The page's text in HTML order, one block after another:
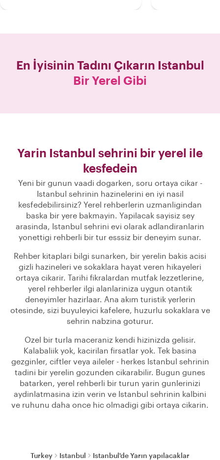
En İyisinin Tadını Çıkarın Istanbul
Bir Yerel Gibi
Yarin Istanbul sehrini bir yerel ile
kesfedein
Yeni bir gunun vaadi dogarken, soru ortaya cikar -
Istanbul sehrinin hazinelerini en iyi nasil
kesfedebilirsiniz? Yerel rehberlerin uzmanligindan
baska bir yere bakmayin. Yapilacak sayisiz sey
arasinda, Istanbul sehrini evi olarak adlandiranlarin
yonettigi rehberli bir tur esssiz bir deneyim sunar.
Rehber kitaplari bilgi sunarken, bir yerelin bakis acisi
gizli hazineleri ve sokaklara hayat veren hikayeleri
ortaya cikarir. Tarihi fikralardan mutfak lezzetlerine,
yerel rehberler ilgi alanlariniza uygun otantik
deneyimler hazirlaar. Ana akım turistik yerlerin
otesinde, sizi buyuleyici kafelere, huzurlu sokaklara ve
sehrin nabzina goturur.
Ozel bir turla maceraniz kendi hizinizda gelisir.
Kalabaliik yok, kacirilan firsatlar yok. Tek basina
gezginler, ciftler veya aileler - herkes Istanbul sehrinin
tadini bir yerelin gozunden cikarabilir. Bugun gunes
batarken, yerel rehberli bir turun yarin gunlerinizi
aydinlatmasina izin verin ve Istanbul sehrinin kalbini
ve ruhunu daha once hic olmadigi gibi ortaya cikarin.
Turkey Istanbul Istanbul'de Yarın yapılacaklar